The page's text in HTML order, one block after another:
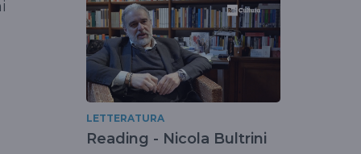
LETTERATURA
Reading - Nicola Bultrini